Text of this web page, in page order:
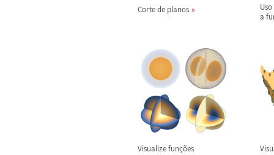
Corte de planos
a
Visualize funções